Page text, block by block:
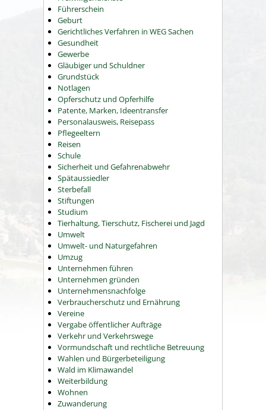
Führerschein
Geburt
Gerichtliches Verfahren in WEG Sachen
Gesundheit
Gewerbe
Gläubiger und Schuldner
Grundstück
Notlagen
Opferschutz und Opferhilfe
Patente, Marken, Ideentransfer
Personalausweis, Reisepass
Pflegeeltern
Reisen
Schule
Sicherheit und Gefahrenabwehr
Spätaussiedler
Sterbefall
Stiftungen
Studium
Tierhaltung, Tierschutz, Fischerei und Jagd
Umwelt
Umwelt- und Naturgefahren
Umzug
Unternehmen führen
Unternehmen gründen
Unternehmensnachfolge
Verbraucherschutz und Ernährung
Vereine
Vergabe öffentlicher Aufträge
Verkehr und Verkehrswege
Vormundschaft und rechtliche Betreuung
Wahlen und Bürgerbeteiligung
Wald im Klimawandel
Weiterbildung
Wohnen
Zuwanderung